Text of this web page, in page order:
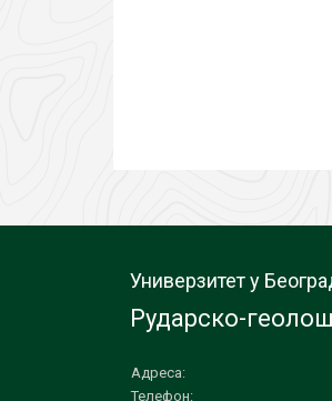
Универзитет у
Рударско-
Адреса:
Телефон: